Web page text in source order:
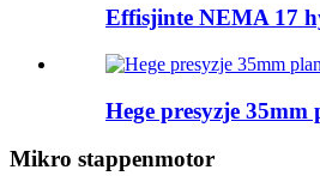
Effisjinte NEMA 17
Hege presyzje
Mikro stappenmotor